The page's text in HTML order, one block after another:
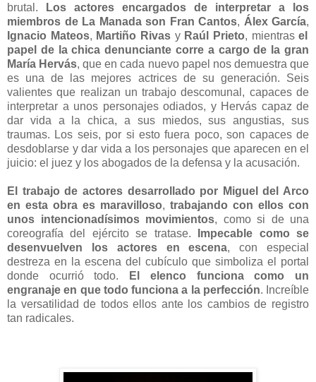
brutal. Los actores encargados de interpretar a los
miembros de La Manada son Fran Cantos, Álex García,
Ignacio Mateos, Martiño Rivas yRaúl Prieto, mientrasel
papel de la chica denunciante corre a cargo de la gran
María Hervás, que en cada nuevo papel nos demuestra que
es una de las mejores actrices de su generación. Seis
valientes que realizan un trabajo descomunal, capaces de
interpretar a unos personajes odiados, y Hervás capaz de
dar vida a la chica, a sus miedos, sus angustias, sus
traumas. Los seis, por si esto fuera poco, son capaces de
desdoblarse y dar vida a los personajes que aparecen en el
juicio: el juez y los abogados de la defensa y la acusación.
El trabajo de actores desarrollado por Miguel del Arco
en esta obra es maravilloso, trabajando con ellos con
unos intencionadísimos movimientos, como si de una
coreografía del ejército se tratase.
Impecable como se
desenvuelven los actores en escena, con especial
destreza en la escena del cubículo que simboliza el portal
donde ocurrió todo.
El elenco funciona como un
engranaje en que todo funciona a la perfección. Increíble
la versatilidad de todos ellos ante los cambios de registro
tan radicales.